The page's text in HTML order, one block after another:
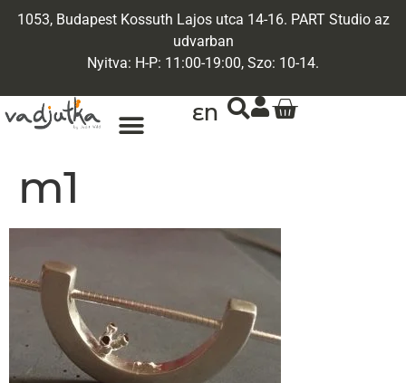
1053, Budapest Kossuth Lajos utca 14-16. PART Studio az
udvarban
Nyitva: H-P: 11:00-19:00, Szo: 10-14.
EN
m1